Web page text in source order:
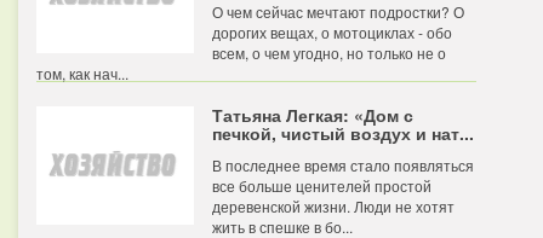
О чем сейчас мечтают подростки? О
дорогих вещах, о мотоциклах - обо
всем, о чем угодно, но только не о
том, как нач...
Татьяна Легкая: «Дом с
печкой, чистый воздух и нат...
В последнее время стало появляться
все больше ценителей простой
деревенской жизни. Люди не хотят
жить в спешке в бо...